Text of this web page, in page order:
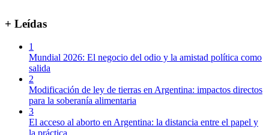
+ Leídas
1
Mundial 2026: El negocio del odio y la amistad política como
salida
2
Modificación de ley de tierras en Argentina: impactos directos
para la soberanía alimentaria
3
El acceso al aborto en Argentina: la distancia entre el papel y